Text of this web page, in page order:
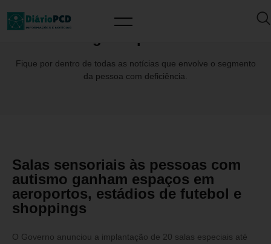
Fique por dentro de todas as notícias que envolve o segmento
da pessoa com deficiência.
Salas sensoriais às pessoas com
autismo ganham espaços em
aeroportos, estádios de futebol e
shoppings
O Governo anunciou a implantação de 20 salas especiais até